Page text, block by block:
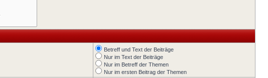
Betreff und Text der Beiträge
Nur im Text der Beiträge
Nur im Betreff der Themen
Nur im ersten Beitrag der Themen